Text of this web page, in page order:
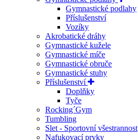
Gymnastické podlahy
Příslušenství
Vozíky
Akrobatické dráhy
Gymnastické kužele
Gymnastické míče
Gymnastické obruče
Gymnastické stuhy
Příslušenství
Doplňky
Tyče
Rocking´Gym
Tumbling
Slet - Sportovní všestrannost
Nafukovací prvky